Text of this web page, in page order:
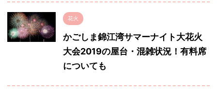
花火
かごしま錦江湾サマーナイト大花火
大会2019の屋台・混雑状況！有料席
についても